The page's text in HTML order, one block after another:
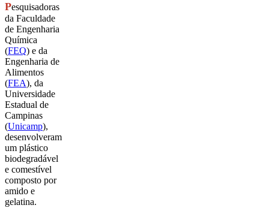
Pesquisadoras
da Faculdade
de Engenharia
Química
(FEQ) e da
Engenharia de
Alimentos
(FEA), da
Universidade
Estadual de
Campinas
(Unicamp),
desenvolveram
um plástico
biodegradável
e comestível
composto por
amido e
gelatina.